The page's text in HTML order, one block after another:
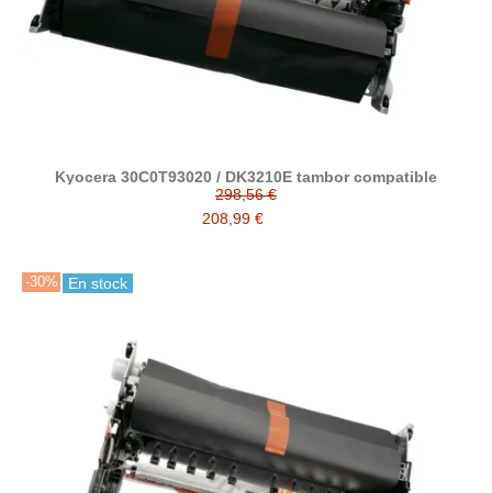
Kyocera 30C0T93020 / DK3210E tambor compatible
298,56 €
208,99 €
-30% En stock